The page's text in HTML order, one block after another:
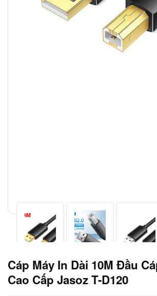
Cáp Máy In Dài 10M Đầu
Cao Cấp Jasoz T-D120